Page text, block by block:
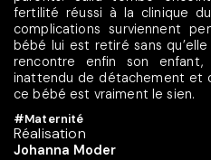
fertilité réussi à la clinique
complications surviennent
bébé lui est retiré sans
rencontre enfin son
inattendu de détachement et
ce bébé est vraiment le sien.
#Maternité
Réalisation
Johanna Moder